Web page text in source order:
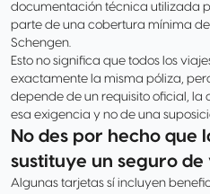
documentación técnica utilizada
parte de una cobertura mínima
Schengen.
Esto no significa que todos los
exactamente la misma póliza,
depende de un requisito oficial,
esa exigencia y no de una
No des por hecho
sustituye un seguro de
Algunas tarjetas sí incluyen